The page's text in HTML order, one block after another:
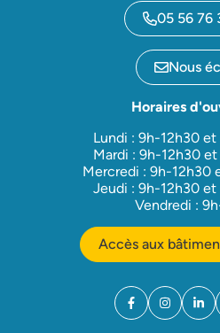
05 56 76
Nous
Horaires
Lundi : 9h-12h30
Mardi : 9h-12h30
Mercredi : 9h-12h30
Jeudi : 9h-12h30
Vendredi :
Accès aux
Facebook
(ouverture dans
Instagram